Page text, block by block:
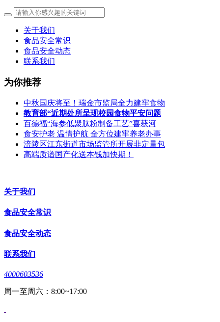
关于我们
食品安全常识
食品安全动态
联系我们
为你推荐
中秋国庆将至！瑞金市监局全力建牢食物
教育部“近期处所呈现校园食物平安问题
百德福“海参低聚肽粉制备工艺”喜获河
食安护老 温情护航 全方位建牢养老办事
涪陵区江东街道市场监管所开展非定量包
高端质谱国产化送本钱加快期！
关于我们
食品安全常识
食品安全动态
联系我们
4000603536
周一至周六：8:00~17:00